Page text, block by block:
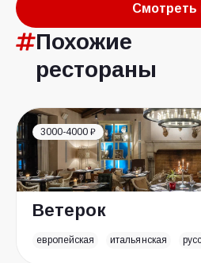
Смотреть
Похожие
рестораны
3000-4000 ₽
Ветерок
европейская итальянская